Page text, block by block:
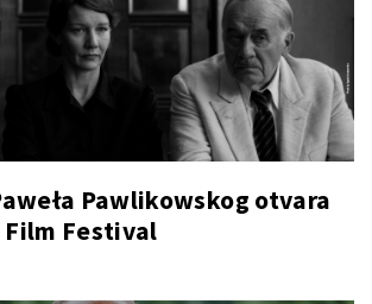
Pawlikowskog otvara
Film Festival